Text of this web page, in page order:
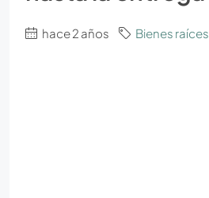
hace 2 años Bienes raíces